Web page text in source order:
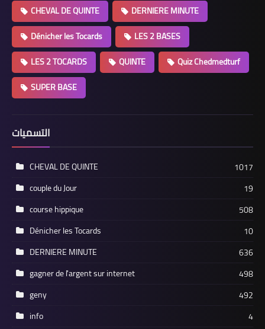
CHEVAL DE QUINTE
DERNIERE MINUTE
Dénicher les Tocards
LES 2 BASES
LES 2 TOCARDS
QUINTE
Quiz Chedmedturf
SUPER BASE
التسميات
CHEVAL DE QUINTE
1017
couple du Jour
19
course hippique
508
Dénicher les Tocards
10
DERNIERE MINUTE
636
gagner de l'argent sur internet
498
geny
492
info
4